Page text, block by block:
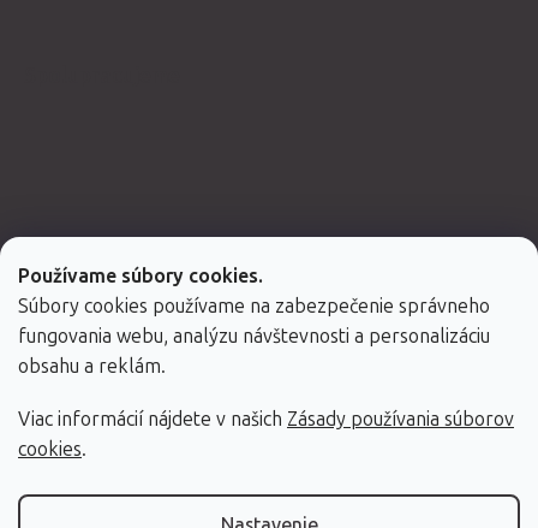
Používame súbory cookies.
Súbory cookies používame na zabezpečenie správneho
fungovania webu, analýzu návštevnosti a personalizáciu
obsahu a reklám.
Viac informácií nájdete v našich Zásady používania súborov
cookies.
Vytvoril Shoptet Premium